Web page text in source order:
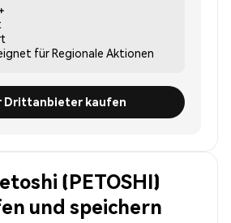
fürRegionale Aktionen
Drittanbieter kaufen
(PETOSHI)
und speichern